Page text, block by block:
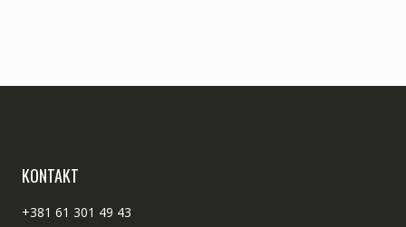
KONTAKT
+381 61 301 49 43